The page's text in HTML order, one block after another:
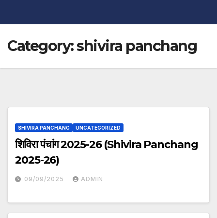
Category:shivira panchang
SHIVIRA PANCHANG UNCATEGORIZED
शिविरा पंचांग 2025-26 (Shivira Panchang
2025-26)
09/09/2025 ADMIN